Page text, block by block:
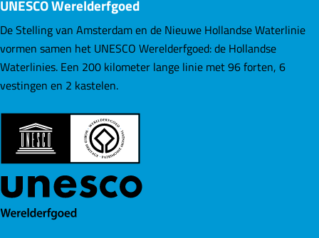
k
d
e
z
e
p
g
i
n
a
o
p
d
e
z
e
p
g
a
o
p
d
e
z
e
p
g
i
n
a
o
UNESCO Werelderfgoed
De Stelling van Amsterdam en de Nieuwe Hollandse Waterlinie
vormen samen het UNESCO Werelderfgoed: de Hollandse
Waterlinies. Een 200 kilometer lange linie met 96 forten, 6
vestingen en 2 kastelen.